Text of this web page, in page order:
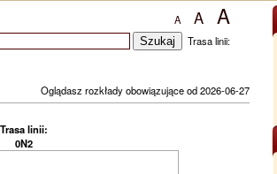
A A A
Trasa linii:
Oglądasz rozkłady obowiązujące od 2026-06-27
Trasa linii:
0N2